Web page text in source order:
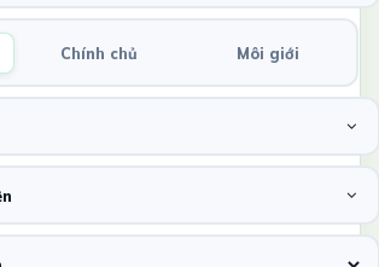
Chính chủ Môi giới